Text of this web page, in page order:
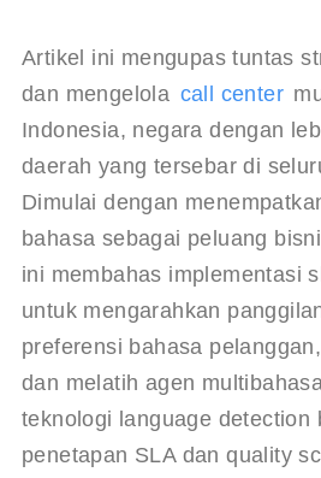
Artikel ini mengupas tuntas
dan mengelola call center
Indonesia, negara dengan
daerah yang tersebar di
Dimulai dengan
bahasa sebagai peluang
ini membahas implementasi
untuk mengarahkan
preferensi bahasa
dan melatih agen
teknologi language detection
penetapan SLA dan quality